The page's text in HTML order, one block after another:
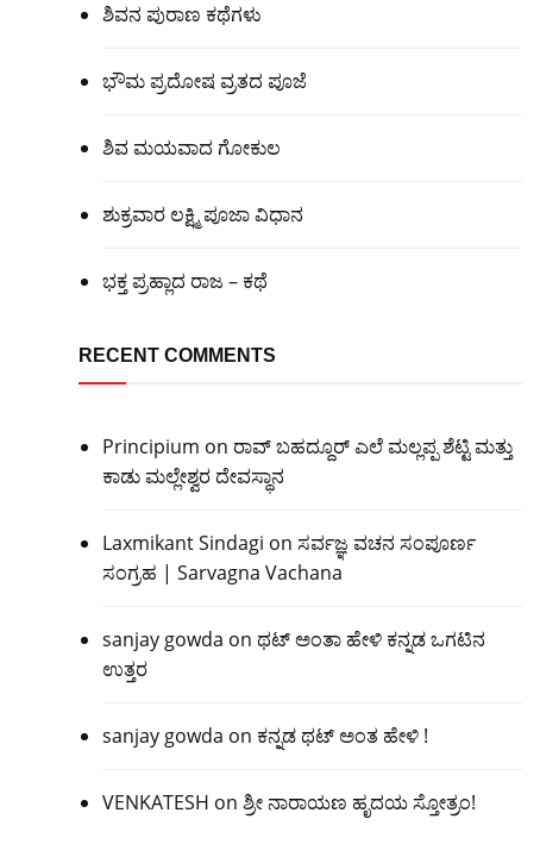
ಶಿವನ ಪುರಾಣ ಕಥೆಗಳು
ಭೌಮ ಪ್ರದೋಷ ವ್ರತದ ಪೂಜೆ
ಶಿವ ಮಯವಾದ ಗೋಕುಲ
ಶುಕ್ರವಾರ ಲಕ್ಷ್ಮಿ ಪೂಜಾ ವಿಧಾನ
ಭಕ್ತ ಪ್ರಹ್ಲಾದ ರಾಜ – ಕಥೆ
RECENT COMMENTS
Principium on ರಾವ್ ಬಹದ್ದೂರ್ ಎಲೆ ಮಲ್ಲಪ್ಪ ಶೆಟ್ಟಿ ಮತ್ತು
ಕಾಡು ಮಲ್ಲೇಶ್ವರ ದೇವಸ್ಥಾನ
Laxmikant Sindagi on ಸರ್ವಜ್ಞ ವಚನ ಸಂಪೂರ್ಣ
ಸಂಗ್ರಹ | Sarvagna Vachana
sanjay gowda on ಥಟ್ ಅಂತಾ ಹೇಳಿ ಕನ್ನಡ ಒಗಟಿನ
ಉತ್ತರ
sanjay gowda on ಕನ್ನಡ ಥಟ್ ಅಂತ ಹೇಳಿ !
VENKATESH on ಶ್ರೀ ನಾರಾಯಣ ಹೃದಯ ಸ್ತೋತ್ರಂ!